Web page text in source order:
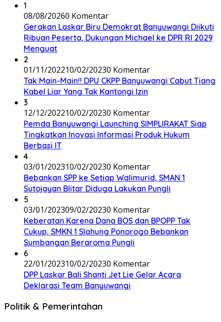
1
08/08/20260 Komentar
Gerakan Laskar Biru Demokrat Banyuwangi Diikuti
Ribuan Peserta, Dukungan Michael ke DPR RI 2029
Menguat
2
01/11/202210/02/20230 Komentar
Tak Main-Main!! DPU CKPP Banyuwangi Cabut Tiang
Kabel Liar Yang Tak Kantongi Izin
3
12/12/202210/02/20230 Komentar
Pemda Banyuwangi Launching SIMPLIRAKAT Siap
Tingkatkan Inovasi Informasi Produk Hukum
Berbasi IT
4
03/01/202310/02/20230 Komentar
Bebankan SPP ke Setiap Walimurid, SMAN 1
Sutojayan Blitar Diduga Lakukan Pungli
5
03/01/202309/02/20230 Komentar
Keberatan Karena Dana BOS dan BPOPP Tak
Cukup, SMKN 1 Slahung Ponorogo Bebankan
Sumbangan Beraroma Pungli
6
22/01/202310/02/20230 Komentar
DPP Laskar Bali Shanti Jet Lie Gelar Acara
Deklarasi Team Banyuwangi
Politik & Pemerintahan